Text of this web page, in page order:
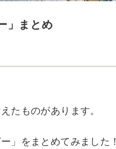
」まとめ
たものがあります。
」をまとめてみました！